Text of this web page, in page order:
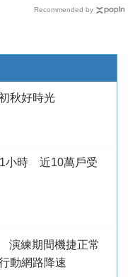
Recommended by
秋好時光
小時 近10萬戶受
演練期間機捷正常
動網路降速